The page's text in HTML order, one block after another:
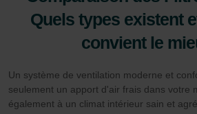
Quels types existent
convient le
Un système de ventilation moderne et
seulement un apport d'air frais dans votre
également à un climat intérieur sain et